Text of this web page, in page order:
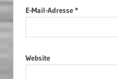
E-Mail-Adresse *
Website